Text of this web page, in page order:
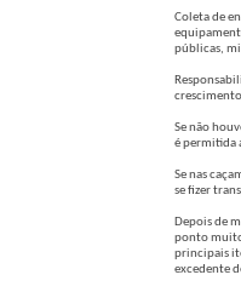
Coleta de
públicas,
Se não
é permitida
Se nas
se fizer
Depois de
ponto
principais
excedente